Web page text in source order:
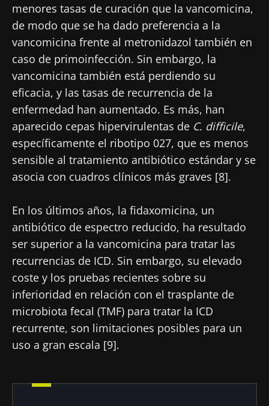
menores tasas de curación que la vancomicina,
de modo que se ha dado preferencia a la
vancomicina frente al metronidazol también en
caso de primoinfección. Sin embargo, la
vancomicina también está perdiendo su
eficacia, y las tasas de recurrencia de la
enfermedad han aumentado. Es más, han
aparecido cepas hipervirulentas de C. difficile,
específicamente el ribotipo 027, que es menos
sensible al tratamiento antibiótico estándar y se
asocia con cuadros clínicos más graves [8].
En los últimos años, la fidaxomicina, un
antibiótico de espectro reducido, ha resultado
ser superior a la vancomicina para tratar las
recurrencias de ICD. Sin embargo, su elevado
coste y los pruebas recientes sobre su
inferioridad en relación con el trasplante de
microbiota fecal (TMF) para tratar la ICD
recurrente, son limitaciones posibles para un
uso a gran escala [9].
Redirección
Mantenerse informado
Únase a la comunidad de la microbiota para
profesionales sanitarios y reciba el
"Microbiota Digest" y el "HCP Magazine" que
le permitirá mantenerse informado sobre la
microbiota.
¡No se vaya tan rápido!
Únase a la comunidad de la microbiota para
profesionales sanitarios y reciba el
le permitirá mantenerse informado sobre la
microbiota.
Me gustaría registrarme para recibir más
noticias de Biocodex